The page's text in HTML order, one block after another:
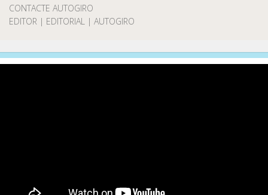
CONTACTE AUTOGIRO
EDITOR | EDITORIAL | AUTOGIRO